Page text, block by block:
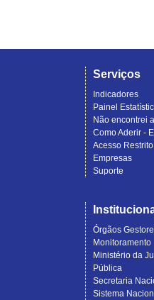
Serviços
Indicadores
Painel
Não encontrei
Como Aderir -
Acesso
Empresas
Suporte
Órgãos
Monitoramento
Ministério da
Pública
Secretaria
Sistema